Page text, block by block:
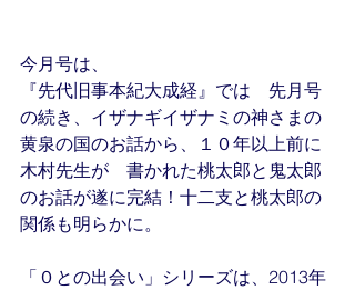
今月号は、
『先代旧事本紀大成経』では　先月号
の続き、イザナギイザナミの神さまの
黄泉の国のお話から、１０年以上前に
木村先生が　書かれた桃太郎と鬼太郎
のお話が遂に完結！十二支と桃太郎の
関係も明らかに。
「０との出会い」シリーズは、2013年